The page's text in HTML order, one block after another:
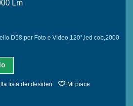
Lm
D58,per Foto e Video,120°,led cob,2000
lista dei desideri
Mi piace